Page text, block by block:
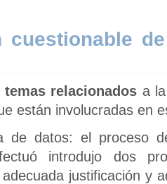
cuestionable
temas relacionados a
están involucradas en
de datos: el proceso
introdujo dos
justificación y